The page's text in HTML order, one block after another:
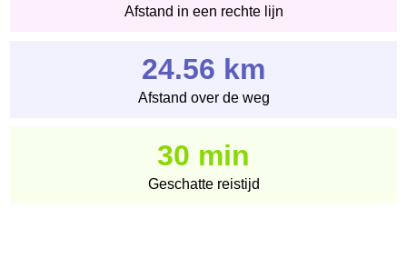
Afstand in een rechte lijn
24.56 km
Afstand over de weg
30 min
Geschatte reistijd